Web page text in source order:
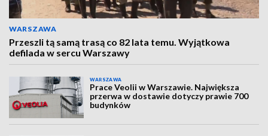
WARSZAWA
Przeszli tą samą trasą co 82 lata temu. Wyjątkowa
defilada w sercu Warszawy
WARSZAWA
Prace Veolii w Warszawie. Największa
przerwa w dostawie dotyczy prawie 700
budynków